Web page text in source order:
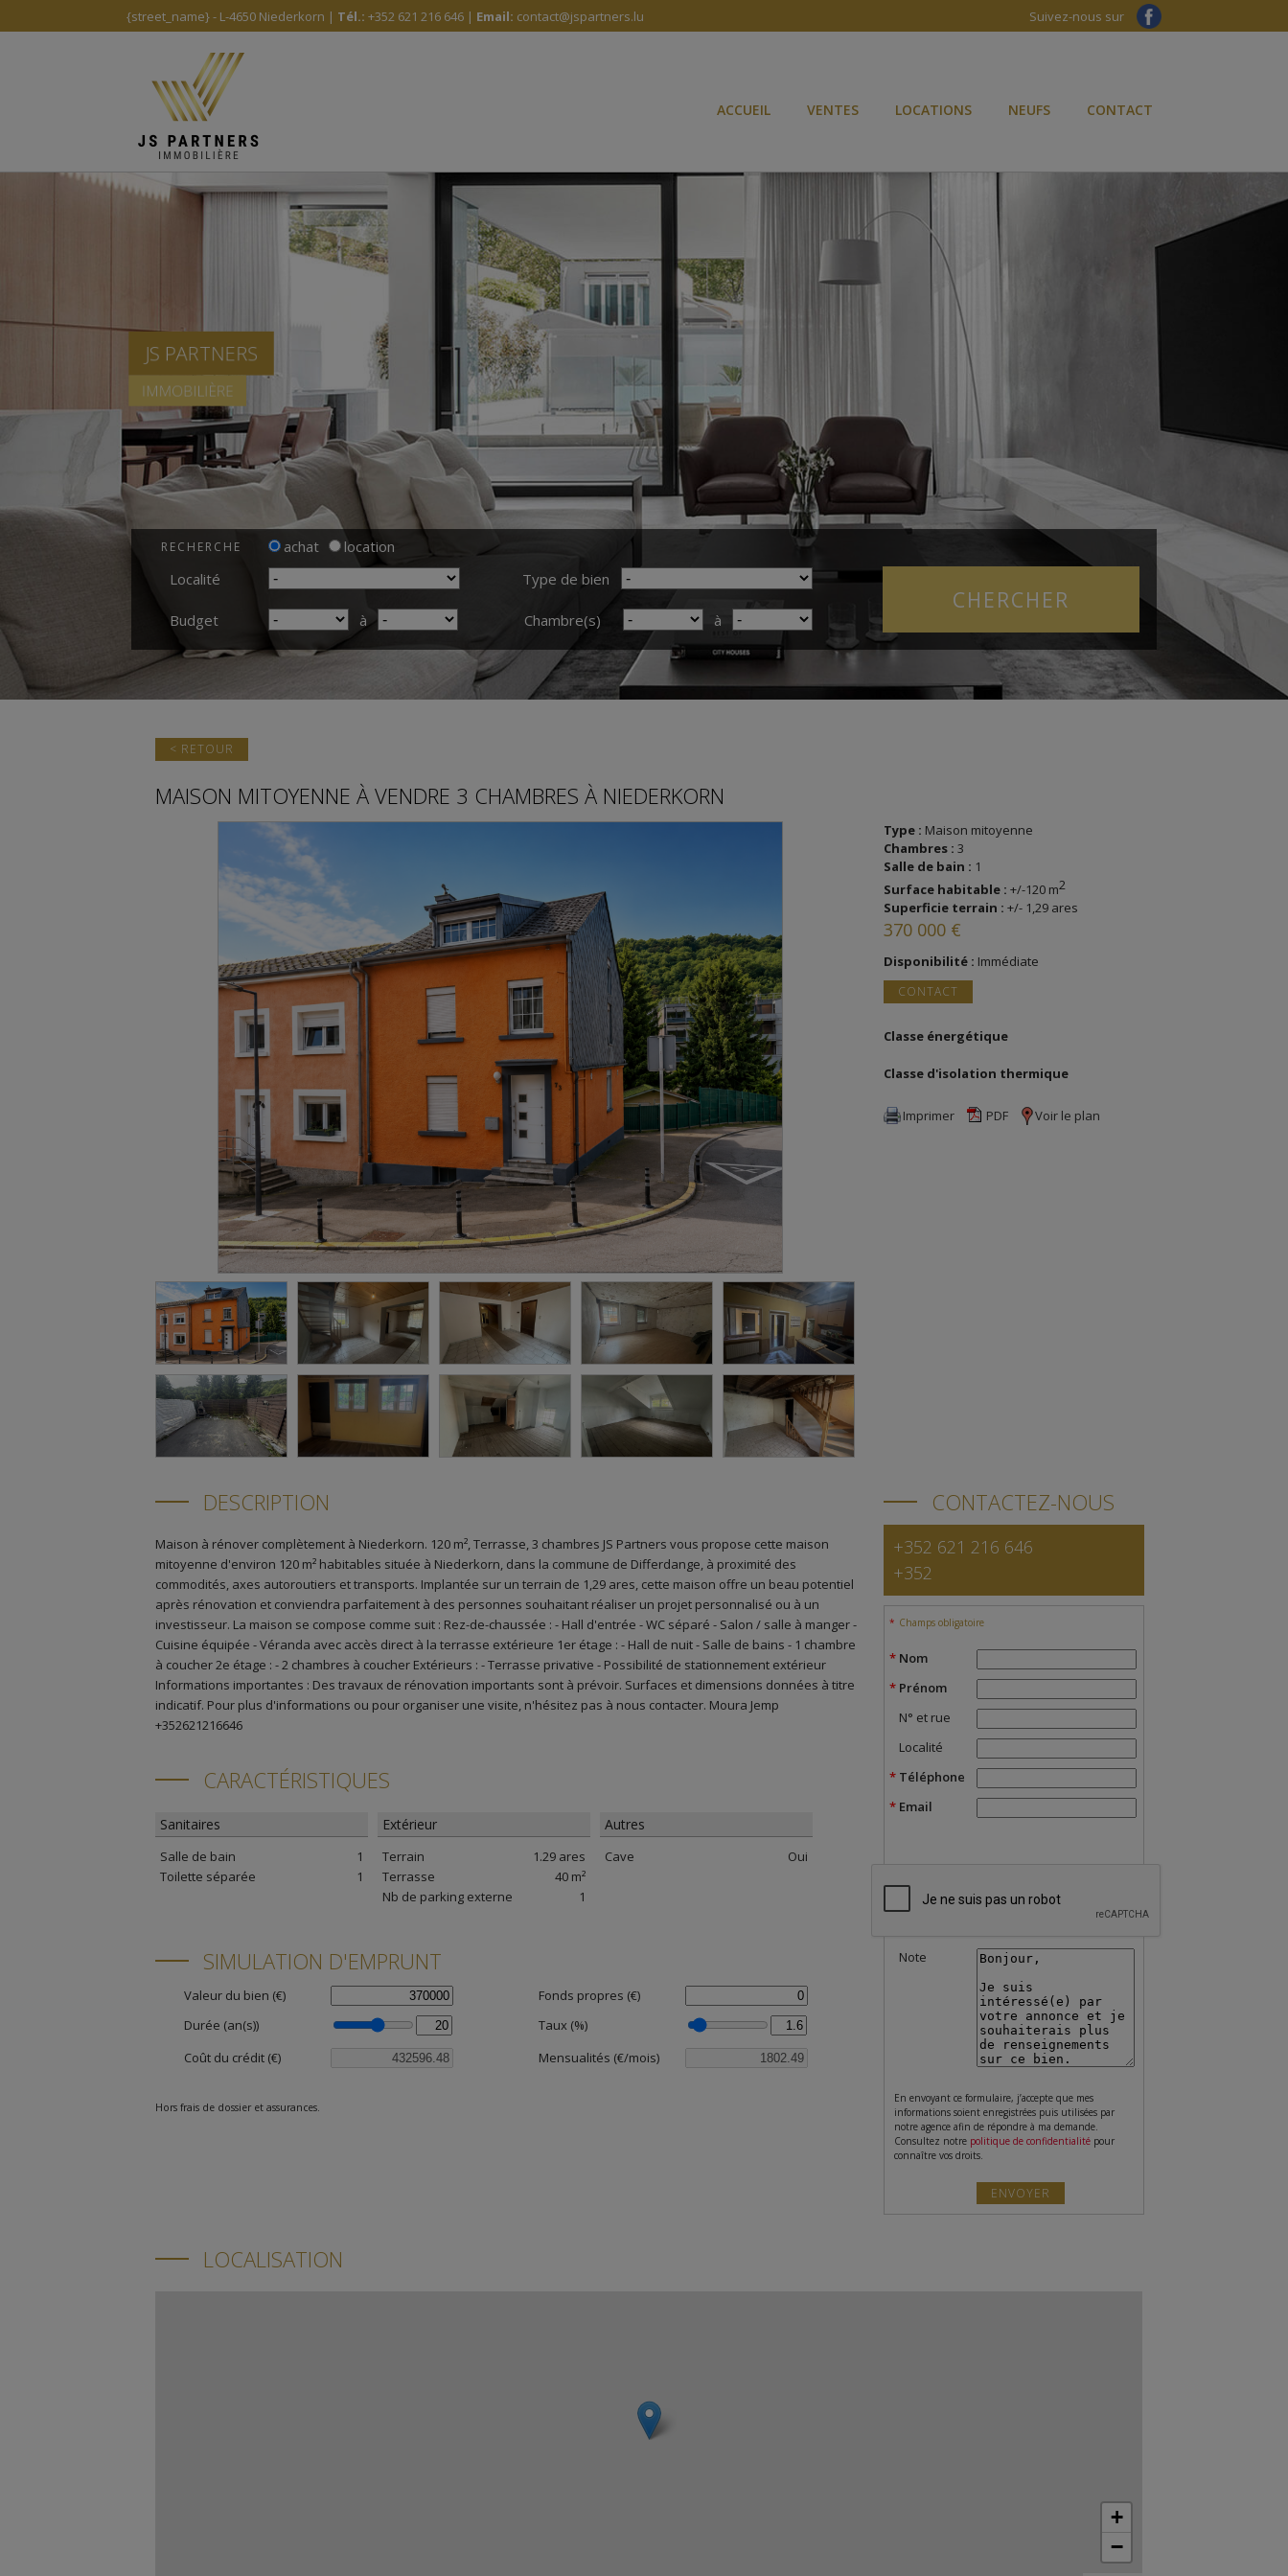
{street_name} - L-4650 Niederkorn | Tél.: +352 621 216 646 | Email: contact@jspartners.lu Suivez-nous sur
ACCUEIL VENTES LOCATIONS NEUFS CONTACT
JS PARTNERS
IMMOBILIÈRE
RECHERCHE achat
location
Localité
Type de bien
Budget à Chambre(s) à
< RETOUR
MAISON MITOYENNE À VENDRE 3 CHAMBRES À NIEDERKORN
Type : Maison mitoyenne
Chambres : 3
Salle de bain : 1
Surface habitable : +/-120 m2
Superficie terrain : +/- 1,29 ares
370 000 €
Disponibilité : Immédiate
CONTACT
Classe énergétique
Classe d'isolation thermique
Imprimer PDF Voir le plan
DESCRIPTION
Maison à rénover complètement à Niederkorn. 120 m², Terrasse, 3 chambres JS Partners vous propose cette maison
mitoyenne d'environ 120 m² habitables située à Niederkorn, dans la commune de Differdange, à proximité des
commodités, axes autoroutiers et transports. Implantée sur un terrain de 1,29 ares, cette maison offre un beau potentiel
après rénovation et conviendra parfaitement à des personnes souhaitant réaliser un projet personnalisé ou à un
investisseur. La maison se compose comme suit : Rez-de-chaussée : - Hall d'entrée - WC séparé - Salon / salle à manger -
Cuisine équipée - Véranda avec accès direct à la terrasse extérieure 1er étage : - Hall de nuit - Salle de bains - 1 chambre
à coucher 2e étage : - 2 chambres à coucher Extérieurs : - Terrasse privative - Possibilité de stationnement extérieur
Informations importantes : Des travaux de rénovation importants sont à prévoir. Surfaces et dimensions données à titre
indicatif. Pour plus d'informations ou pour organiser une visite, n'hésitez pas à nous contacter. Moura Jemp
+352621216646
CARACTÉRISTIQUES
Sanitaires
Salle de bain
1
Toilette séparée
1
Extérieur
Terrain
1.29 ares
Terrasse
40 m²
Nb de parking externe
1
Autres
Cave Oui
SIMULATION D'EMPRUNT
Valeur du bien (€)
Fonds propres (€)
Durée (an(s))
Taux (%)
Coût du crédit (€)
Mensualités (€/mois)
Hors frais de dossier et assurances.
CONTACTEZ-NOUS
+352 621 216 646
+352
Champs obligatoire
Nom
Prénom
N° et rue
Localité
Téléphone
Email
Note
En envoyant ce formulaire, j’accepte que mes
informations soient enregistrées puis utilisées par
notre agence afin de répondre à ma demande.
Consultez notre politique de confidentialité pour
connaître vos droits.
LOCALISATION
+
−